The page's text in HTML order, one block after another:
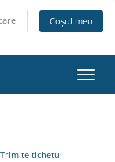
Coșul meu
Trimite tichetul